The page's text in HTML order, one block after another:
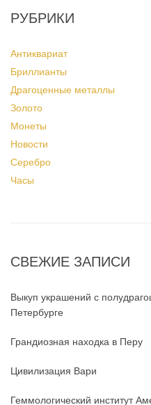
РУБРИКИ
Антиквариат
Бриллианты
Драгоценные металлы
Золото
Монеты
Новости
Серебро
Часы
СВЕЖИЕ ЗАПИСИ
Выкуп украшений с
Петербурге
Грандиозная находка в Перу
Цивилизация Вари
Геммологический институт